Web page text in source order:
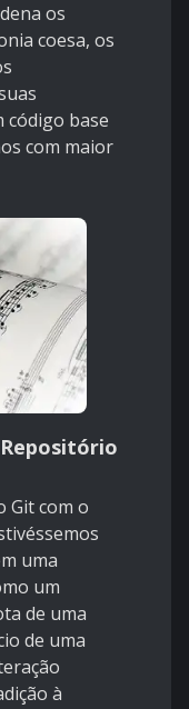
os
coesa, os
base
com maior
Git com o
uma
um
de uma
de uma
à